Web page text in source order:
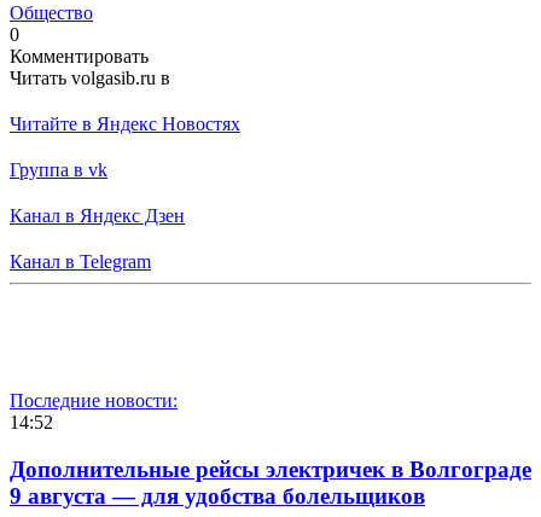
Общество
0
Комментировать
Читать volgasib.ru в
Читайте в Яндекс Новостях
Группа в vk
Канал в Яндекс Дзен
Канал в Telegram
Последние новости:
14:52
Дополнительные рейсы электричек в Волгограде
9 августа — для удобства болельщиков